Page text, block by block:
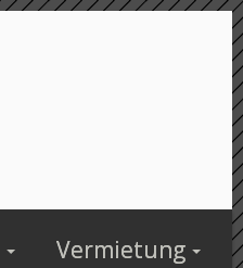
Vermietung